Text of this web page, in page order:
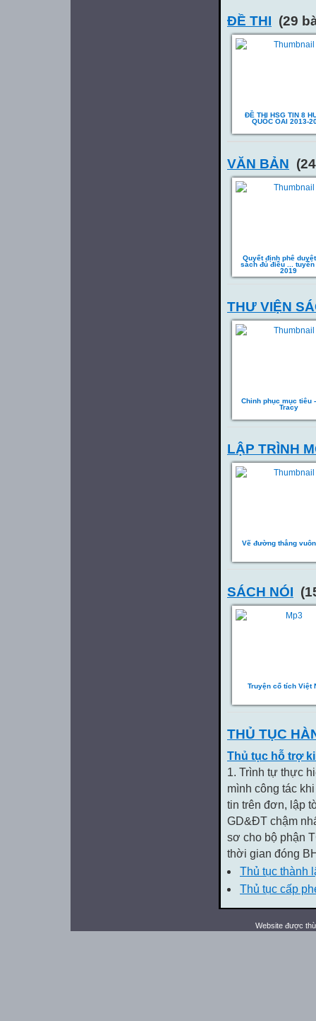
ĐỀ THI (29
ĐỀ THI HSG TIN 8
QUỐC OAI 2013-
VĂN BẢN
Quyết định phê
sách đủ điều ... tuyển
2019
THƯ VIỆN
Chinh phục mục tiêu
Tracy
LẬP TRÌNH
Vẽ đường thẳng
SÁCH NÓI
Truyện cổ tích Việt
THỦ TỤC
Thủ tục hỗ trợ
1. Trình tự thực
mình công tác
tin trên đơn, lập
GD&ĐT chậm
sơ cho bộ phận
thời gian đóng
Thủ tục thành
Thủ tục cấp
Website được